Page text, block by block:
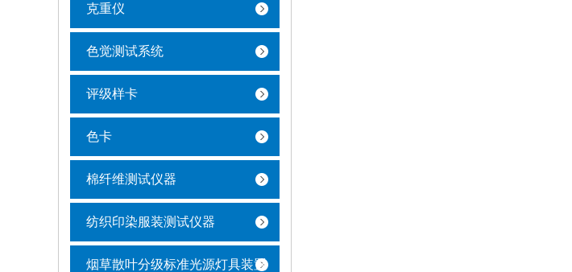
克重仪
色觉测试系统
评级样卡
色卡
棉纤维测试仪器
纺织印染服装测试仪器
烟草散叶分级标准光源灯具装置